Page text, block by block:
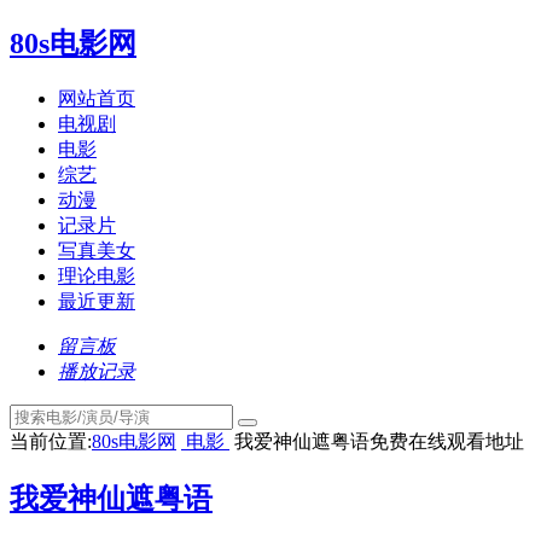
80s电影网
网站首页
电视剧
电影
综艺
动漫
记录片
写真美女
理论电影
最近更新
留言板
播放记录
当前位置:80s电影网 电影 我爱神仙遮粤语免费在线观看地址
我爱神仙遮粤语